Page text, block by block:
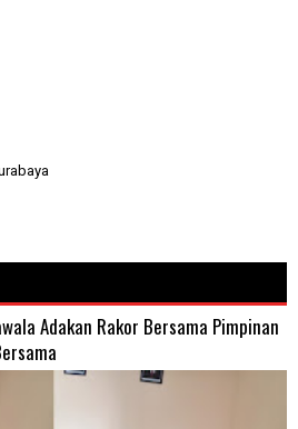
Adakan Rakor Bersama Pimpinan